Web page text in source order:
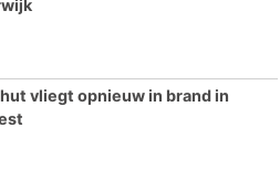
vliegt opnieuw in brand in